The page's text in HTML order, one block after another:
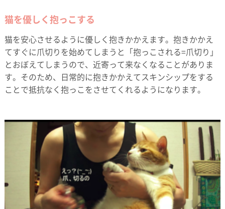
猫を優しく抱っこする
猫を安心させるように優しく抱きかかえます。抱きかかえ
てすぐに爪切りを始めてしまうと「抱っこされる=爪切り」
とおぼえてしまうので、近寄って来なくなることがありま
す。そのため、日常的に抱きかかえてスキンシップをする
ことで抵抗なく抱っこをさせてくれるようになります。